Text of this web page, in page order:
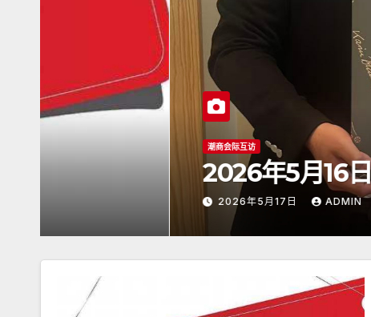
2026年5月16日杭州潮汕
ADMIN